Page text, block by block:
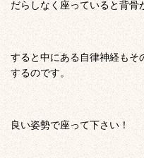
だらしなく座っていると背骨
すると中にある自律神経もそ
するのです。
良い姿勢で座って下さい！